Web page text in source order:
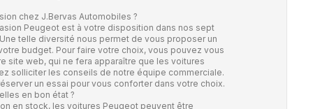
chez J.Bervas Automobiles ?
Peugeot est à votre disposition dans nos sept
telle diversité nous permet de vous proposer un
budget. Pour faire votre choix, vous pouvez vous
site web, qui ne fera apparaître que les voitures
solliciter les conseils de notre équipe commerciale.
un essai pour vous conforter dans votre choix.
en bon état ?
en stock, les voitures Peugeot peuvent être